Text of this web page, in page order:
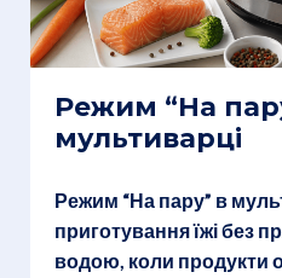
Режим “На
мультиварці
Режим “На пару” в
приготування їжі без
водою, коли продукти